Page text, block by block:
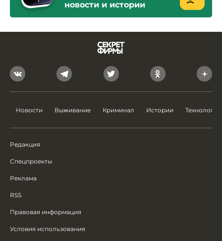
новости и истории
Новости Выживание Криминал Истории Технологии
Редакция
Спецпроекты
Реклама
RSS
Правовая информация
Условия использования